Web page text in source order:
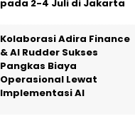
pada 2-4 Juli di Jakarta
Kolaborasi Adira Finance
& AI Rudder Sukses
Pangkas Biaya
Operasional Lewat
Implementasi AI